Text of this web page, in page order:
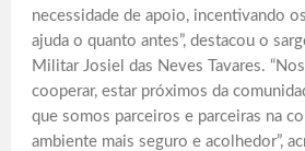
necessidade de apoio, incentivando
ajuda o quanto antes”, destacou o
Militar Josiel das Neves Tavares.
cooperar, estar próximos da
que somos parceiros e parceiras na
ambiente mais seguro e acolhedor”,